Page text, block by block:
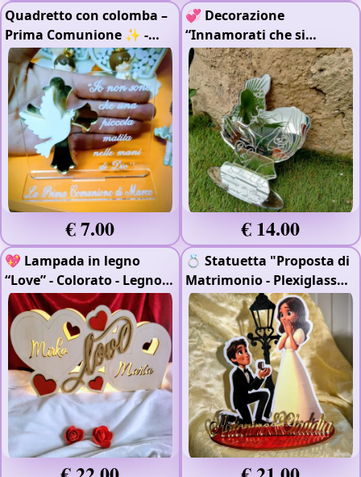
Quadretto con colomba –
Prima Comunione ✨ -
Plexiglass Oro Specchiato
€ 7.00
💞 Decorazione
“Innamorati che si
baciano” in plexiglass ✨-
Plexiglass Argento
Specchiato
€ 14.00
💖 Lampada in legno
“Love”- Colorato- Legno
4mm
💍 Statuetta "Proposta di
Matrimonio- Plexiglass
Oro Specchiato